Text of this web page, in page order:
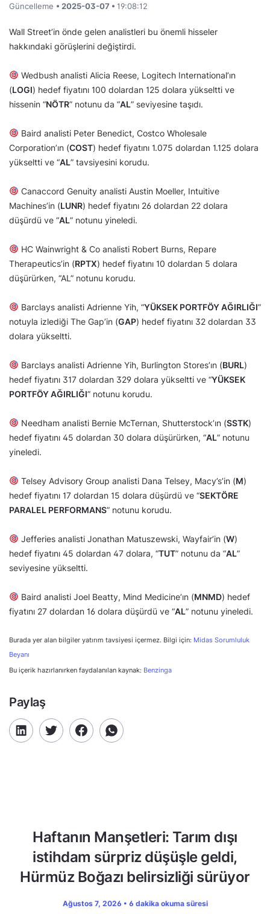
Güncelleme • 2025-03-07 • 19:08:12
Wall Street’in önde gelen analistleri bu önemli hisseler
hakkındaki görüşlerini değiştirdi.
Wedbush analisti Alicia Reese, Logitech International’ın
(LOGI) hedef fiyatını 100 dolardan 125 dolara yükseltti ve
hissenin “NÖTR” notunu da “AL” seviyesine taşıdı.
Baird analisti Peter Benedict, Costco Wholesale
Corporation’ın (COST) hedef fiyatını 1.075 dolardan 1.125 dolara
yükseltti ve “AL” tavsiyesini korudu.
Canaccord Genuity analisti Austin Moeller, Intuitive
Machines’in (LUNR) hedef fiyatını 26 dolardan 22 dolara
düşürdü ve “AL” notunu yineledi.
HC Wainwright & Co analisti Robert Burns, Repare
Therapeutics’in (RPTX) hedef fiyatını 10 dolardan 5 dolara
düşürürken, “AL” notunu korudu.
Barclays analisti Adrienne Yih, “YÜKSEK PORTFÖY AĞIRLIĞI”
notuyla izlediği The Gap’in (GAP) hedef fiyatını 32 dolardan 33
dolara yükseltti.
Barclays analisti Adrienne Yih, Burlington Stores’ın (BURL)
hedef fiyatını 317 dolardan 329 dolara yükseltti ve “YÜKSEK
PORTFÖY AĞIRLIĞI” notunu korudu.
Needham analisti Bernie McTernan, Shutterstock’ın (SSTK)
hedef fiyatını 45 dolardan 30 dolara düşürürken, “AL” notunu
yineledi.
Telsey Advisory Group analisti Dana Telsey, Macy’s’in (M)
hedef fiyatını 17 dolardan 15 dolara düşürdü ve “SEKTÖRE
PARALEL PERFORMANS” notunu korudu.
Jefferies analisti Jonathan Matuszewski, Wayfair’in (W)
hedef fiyatını 45 dolardan 47 dolara, “TUT” notunu da “AL”
seviyesine yükseltti.
Baird analisti Joel Beatty, Mind Medicine’ın (MNMD) hedef
fiyatını 27 dolardan 16 dolara düşürdü ve “AL” notunu yineledi.
Burada yer alan bilgiler yatırım tavsiyesi içermez. Bilgi için: Midas Sorumluluk
Beyanı
Bu içerik hazırlanırken faydalanılan kaynak: Benzinga
Paylaş
Haftanın Manşetleri: Tarım dışı
istihdam sürpriz düşüşle geldi,
Hürmüz Boğazı belirsizliği sürüyor
Ağustos 7, 2026 • 6 dakika okuma süresi